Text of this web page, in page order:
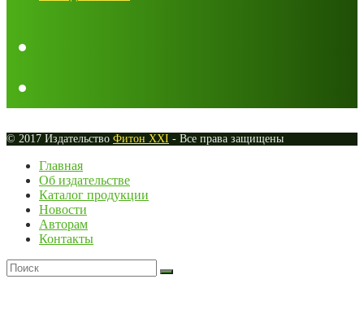
© 2017 Издательство Фитон XXI - Все права защищены
Главная
Об издательстве
Каталог продукции
Новости
Авторам
Контакты